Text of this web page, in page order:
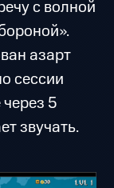
с волной
азарт
сессии
5
звучать.